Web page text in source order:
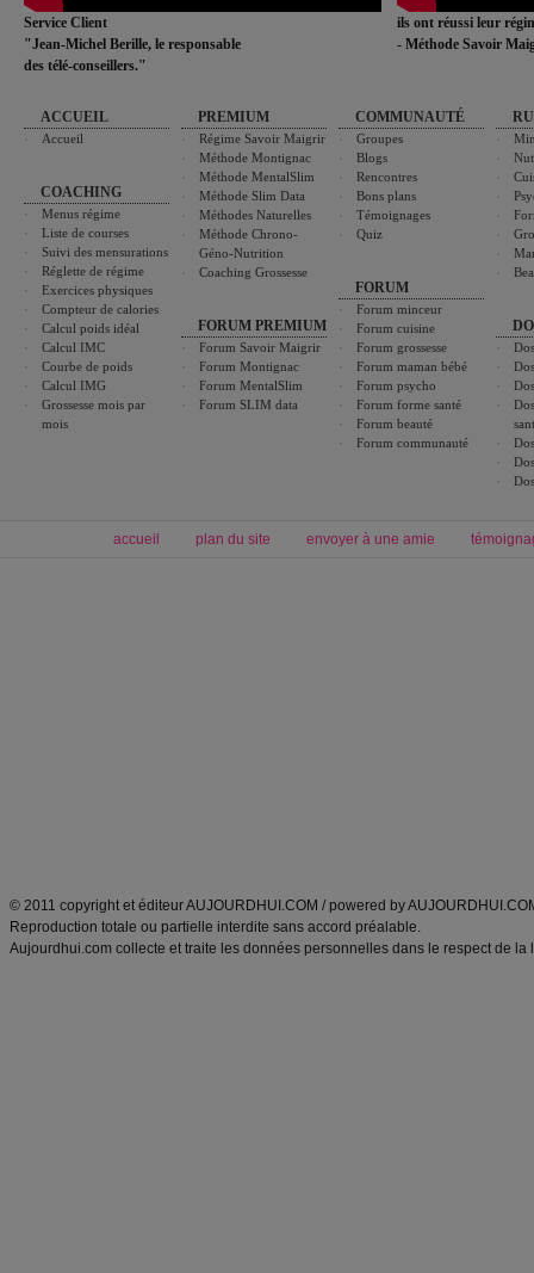
Service Client
"Jean-Michel Berille, le responsable
des télé-conseillers."
ils ont réussi leur
- Méthode Savoir
ACCUEIL
Accueil
COACHING
Menus régime
Liste de courses
Suivi des mensurations
Réglette de régime
Exercices physiques
Compteur de calories
Calcul poids idéal
Calcul IMC
Courbe de poids
Calcul IMG
Grossesse mois par
mois
PREMIUM
Régime Savoir Maigrir
Méthode Montignac
Méthode MentalSlim
Méthode Slim Data
Méthodes Naturelles
Méthode Chrono-
Géno-Nutrition
Coaching Grossesse
FORUM PREMIUM
Forum Savoir Maigrir
Forum Montignac
Forum MentalSlim
Forum SLIM data
COMMUNAUTÉ
Groupes
Blogs
Rencontres
Bons plans
Témoignages
Quiz
FORUM
Forum minceur
Forum cuisine
Forum grossesse
Forum maman bébé
Forum psycho
Forum forme santé
Forum beauté
Forum communauté
accueil plan du site envoyer à une amie
© 2011 copyright et éditeur AUJOURDHUI.COM / powered by
Reproduction totale ou partielle interdite sans accord préalable.
Aujourdhui.com collecte et traite les données personnelles dans le respect de